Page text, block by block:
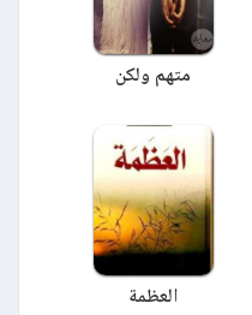
متهم ولكن
العظمة